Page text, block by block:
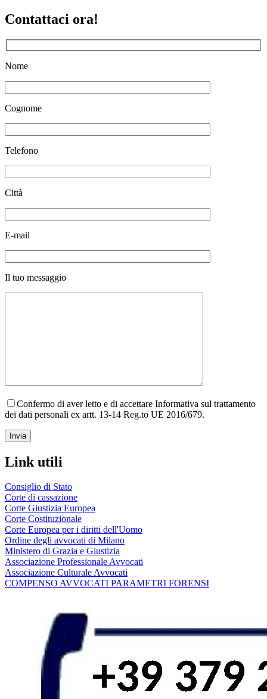
Contattaci ora!
Nome
Cognome
Telefono
Città
E-mail
Il tuo messaggio
Confermo di aver letto e di accettare Informativa sul trattamento
dei dati personali ex artt. 13-14 Reg.to UE 2016/679.
Link utili
Consiglio di Stato
Corte di cassazione
Corte Giustizia Europea
Corte Costituzionale
Corte Europea per i diritti dell'Uomo
Ordine degli avvocati di Milano
Ministero di Grazia e Giustizia
Associazione Professionale Avvocati
Associazione Culturale Avvocati
COMPENSO AVVOCATI PARAMETRI FORENSI